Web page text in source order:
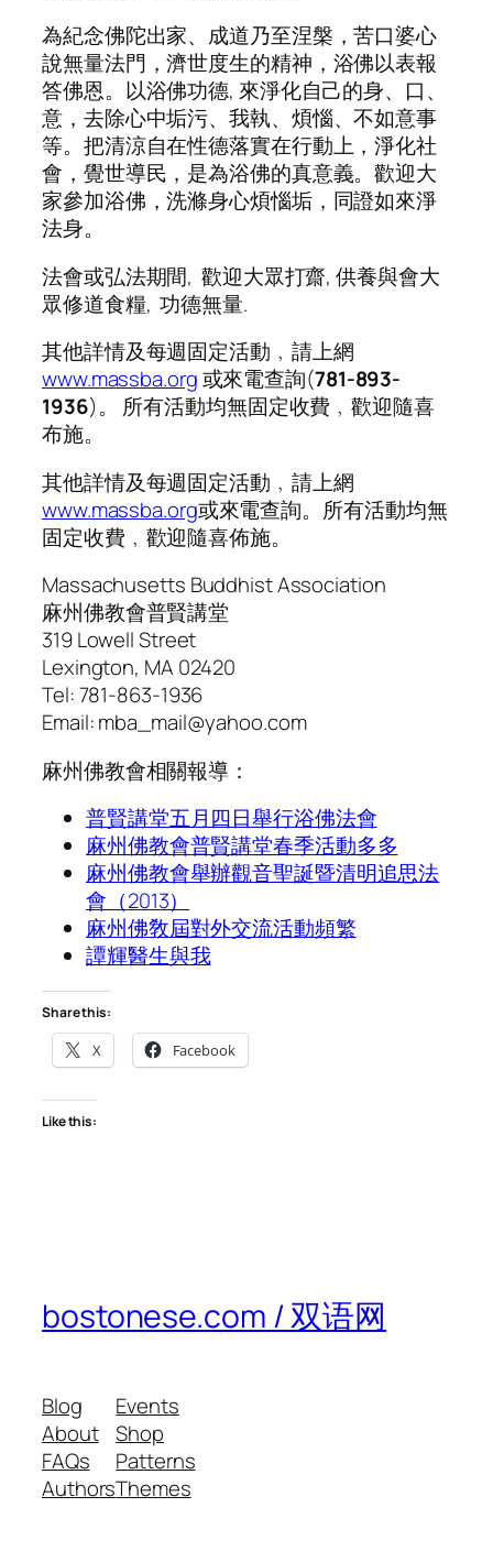
為紀念佛陀出家、成道乃至涅槃，苦口婆心
說無量法門，濟世度生的精神，浴佛以表報
答佛恩。以浴佛功德, 來淨化自己的身、口、
意，去除心中垢污、我執、煩惱、不如意事
等。把清涼自在性德落實在行動上，淨化社
會，覺世導民，是為浴佛的真意義。歡迎大
家參加浴佛，洗滌身心煩惱垢，同證如來淨
法身。
法會或弘法期間, 歡迎大眾打齋, 供養與會大
眾修道食糧, 功德無量.
其他詳情及每週固定活動﹐請上網
www.massba.org或來電查詢(781-893-
1936)。 所有活動均無固定收費﹐歡迎隨喜
布施。
其他詳情及每週固定活動﹐請上網
www.massba.org或來電查詢。所有活動均無
固定收費﹐歡迎隨喜佈施。
Massachusetts Buddhist Association
麻州佛教會普賢講堂
319 Lowell Street
Lexington, MA 02420
Tel: 781-863-1936
Email: mba_mail@yahoo.com
麻州佛教會相關報導：
普賢講堂五月四日舉行浴佛法會
麻州佛教會普賢講堂春季活動多多
麻州佛教會舉辦觀音聖誕暨清明追思法
會（2013）
麻州佛敎屆對外交流活動頻繁
譚輝醫生與我
Share this:
X Facebook
Like this:
bostonese.com / 双语网
Blog
About
FAQs
Authors
Events
Shop
Patterns
Themes